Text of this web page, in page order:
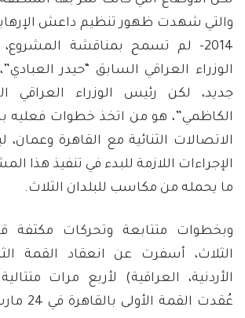
والتي شهدت ظهور تنظيم داعش
2014- لم تسمح بمناقشة
الوزراء العراقي السابق “حيدر
جديد، لكن رئيس الوزراء العراقي
الكاظمي”، هو من اتخذ خطوات فعليه
الاتصالات الثنائية مع القاهرة وعمان،
الإجراءات اللازمة للبدء في تنفيذ هذا
ما يحمله من مكاسب للبلدان الثلاث.
وبخطوات متتابعة وتحركات مكثفة
الثلاث، أسفرت عن انعقاد القمة
الأردنية، العراقية) لأربع مرات